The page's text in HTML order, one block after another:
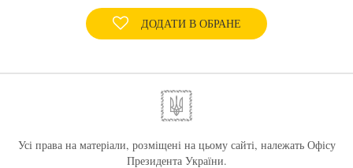
ДОДАТИ В ОБРАНЕ
Усі права на матеріали, розміщені на цьому сайті, належать Офісу
Президента України.